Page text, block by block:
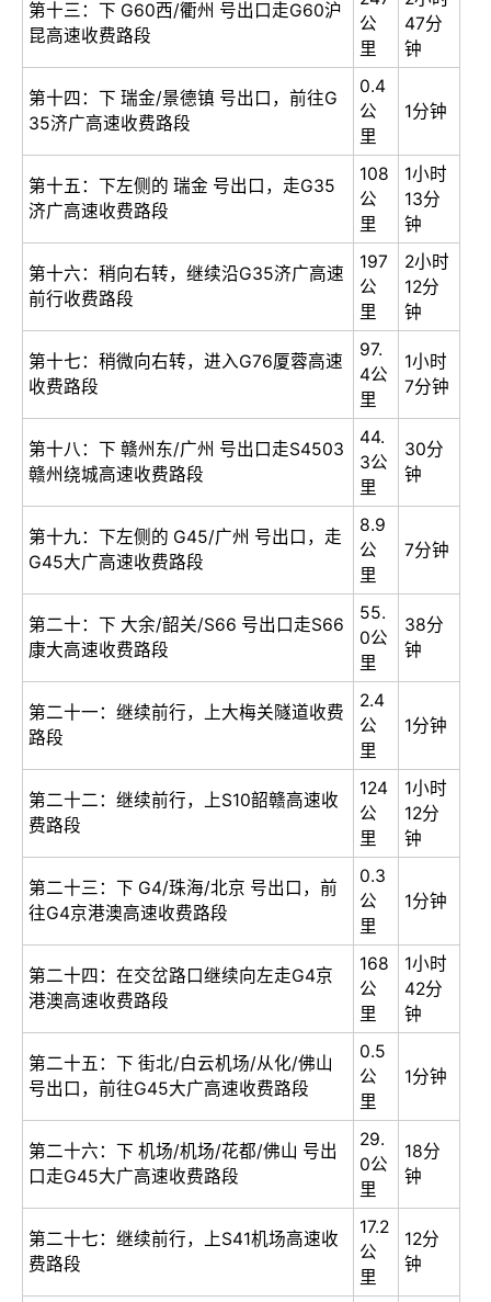
第十三：下 G60西/衢州 号出口走G60沪
昆高速收费路段
公
里
47分
钟
第十四：下 瑞金/景德镇 号出口，前往G
35济广高速收费路段
0.4
公
里
1分钟
第十五：下左侧的 瑞金 号出口，走G35
济广高速收费路段
108
公
里
1小时
13分
钟
第十六：稍向右转，继续沿G35济广高速
前行收费路段
197
公
里
2小时
12分
钟
第十七：稍微向右转，进入G76厦蓉高速
收费路段
97.
4公
里
1小时
7分钟
第十八：下 赣州东/广州 号出口走S4503
赣州绕城高速收费路段
44.
3公
里
30分
钟
第十九：下左侧的 G45/广州 号出口，走
G45大广高速收费路段
8.9
公
里
7分钟
第二十：下 大余/韶关/S66 号出口走S66
康大高速收费路段
55.
0公
里
38分
钟
第二十一：继续前行，上大梅关隧道收费
路段
2.4
公
里
1分钟
第二十二：继续前行，上S10韶赣高速收
费路段
124
公
里
1小时
12分
钟
第二十三：下 G4/珠海/北京 号出口，前
往G4京港澳高速收费路段
0.3
公
里
1分钟
第二十四：在交岔路口继续向左走G4京
港澳高速收费路段
168
公
里
1小时
42分
钟
第二十五：下 街北/白云机场/从化/佛山
号出口，前往G45大广高速收费路段
0.5
公
里
1分钟
第二十六：下 机场/机场/花都/佛山 号出
口走G45大广高速收费路段
29.
0公
里
18分
钟
第二十七：继续前行，上S41机场高速收
费路段
17.2
公
里
12分
钟